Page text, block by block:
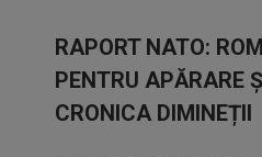
RAPORT NATO:
PENTRU APĂRARE
CRONICA DIMINEȚII